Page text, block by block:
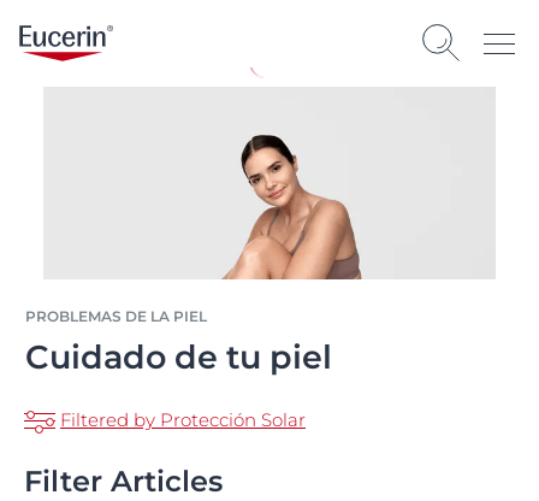
PROBLEMAS DE LA PIEL
Cuidado de tu piel
Filtered by Protección Solar
Filter Articles